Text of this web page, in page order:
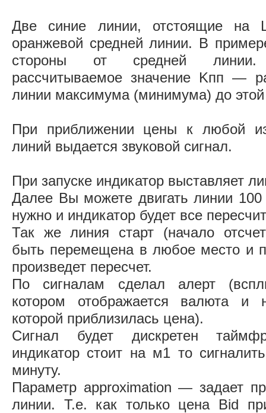
Две синие линии, отстоящие на
оранжевой средней линии. В
стороны от средней
рассчитываемое значение Kпп —
линии максимума (минимума) до
При приближении цены к любой
линий выдается звуковой сигнал.
При запуске индикатор выставляет
Далее Вы можете двигать линии
нужно и индикатор будет все
Так же линия старт (начало
быть перемещена в любое место и
произведет пересчет.
По сигналам сделал алерт
котором отображается валюта и
которой приблизилась цена).
Сигнал будет дискретен
индикатор стоит на м1 то
минуту.
Параметр approximation — задает
линии. Т.е. как только цена Bid